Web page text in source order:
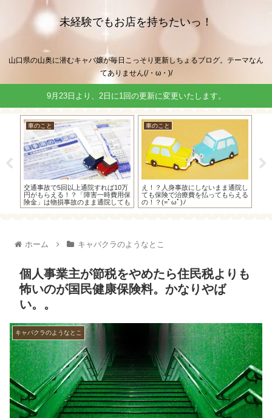
未経験でもお店を持ちたいっ！
山口県の山奥に潜むキャバ嬢が毎日こっそり更新しちょるブログ。テーマなん
てありません(/・ω・)/
9月23日より、2日に1回の更新に変更いたします。
車のこと
交通事故で5回以上通院すれば10万
円がもらえる！？「障害一時費用保
険金」は物損事故のまま通院しても
もらえたよ！
車のこと
え！？人身事故にしないまま通院し
ても保険で治療費を払ってもらえる
の！？(=ﾟωﾟ)ﾉ
ホーム キャバクラのようなとこ
個人事業主が節税をやめたら住民税よりも
怖いのが国民健康保険料。かなりやば
い。。
キャバクラのようなとこ